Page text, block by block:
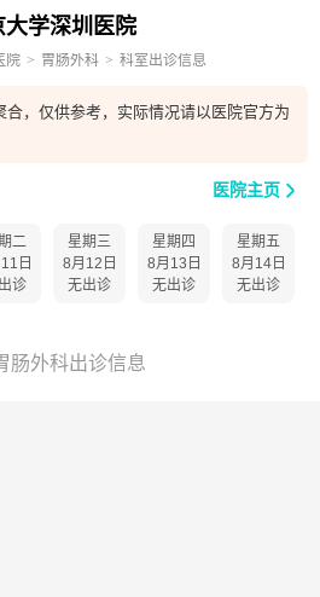
大学深圳医院
院 胃肠外科 科室出诊信息
合，仅供参考，实际情况请以医院官方为
医院主页
二
日
诊
星期三
8月12日
无出诊
星期四
8月13日
无出诊
星期五
8月14日
无出诊
肠外科出诊信息